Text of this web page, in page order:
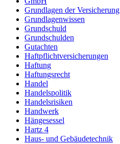
Grundlagen der Versicherung
Grundlagenwissen
Grundschuld
Grundschulden
Gutachten
Haftpflichtversicherungen
Haftung
Haftungsrecht
Handel
Handelspolitik
Handelsrisiken
Handwerk
Hängesessel
Hartz 4
Haus- und Gebäudetechnik